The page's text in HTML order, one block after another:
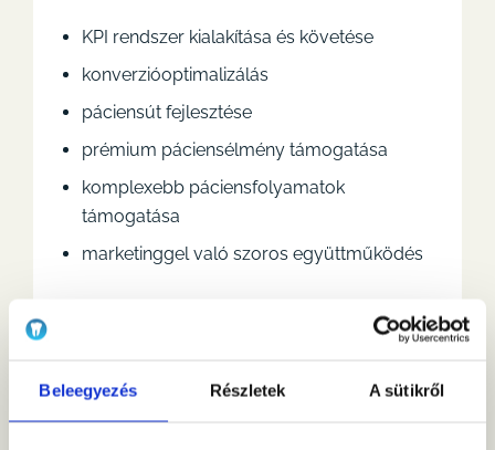
Beleegyezés Részletek A sütikről
KPI rendszer kialakítása és követése
konverzióoptimalizálás
páciensút fejlesztése
prémium páciensélmény támogatása
komplexebb páciensfolyamatok
támogatása
marketinggel való szoros együttműködés
riportok, elemzések, eredménykövetés